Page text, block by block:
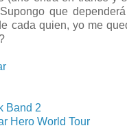
que
cada quien, yo me
Band 2
Hero World Tour